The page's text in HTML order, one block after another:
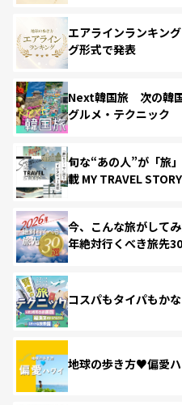
エアラインランキン
グ形式で発表
Next韓国旅 次の韓国
グルメ・テクニック
旬な“あの人”が「旅
載 MY TRAVEL STORY
今、こんな旅がして
年絶対行くべき旅先30
コスパもタイパもか
地球の歩き方♥偏愛